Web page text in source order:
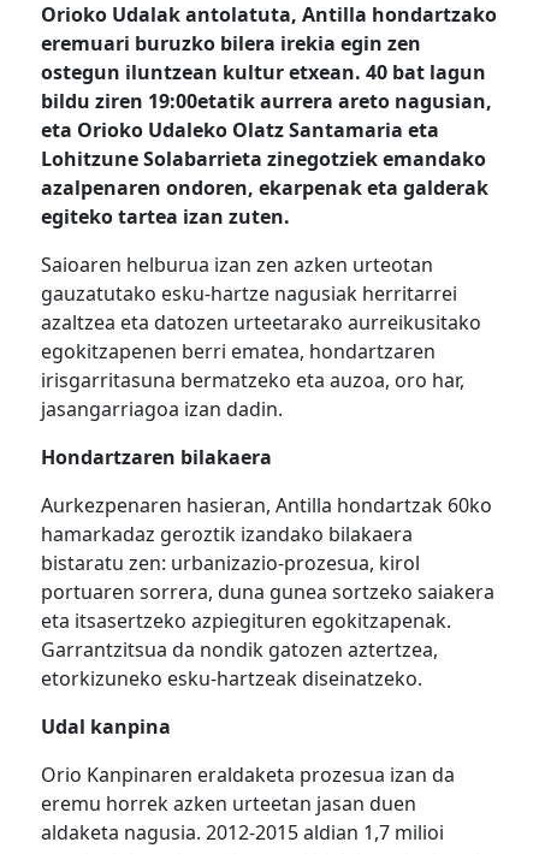
Orioko Udalak antolatuta, Antilla hondartzako
eremuari buruzko bilera irekia egin zen
ostegun iluntzean kultur etxean. 40 bat lagun
bildu ziren 19:00etatik aurrera areto nagusian,
eta Orioko Udaleko Olatz Santamaria eta
Lohitzune Solabarrieta zinegotziek emandako
azalpenaren ondoren, ekarpenak eta galderak
egiteko tartea izan zuten.
Saioaren helburua izan zen azken urteotan
gauzatutako esku-hartze nagusiak herritarrei
azaltzea eta datozen urteetarako aurreikusitako
egokitzapenen berri ematea, hondartzaren
irisgarritasuna bermatzeko eta auzoa, oro har,
jasangarriagoa izan dadin.
Hondartzaren bilakaera
Aurkezpenaren hasieran, Antilla hondartzak 60ko
hamarkadaz geroztik izandako bilakaera
bistaratu zen: urbanizazio-prozesua, kirol
portuaren sorrera, duna gunea sortzeko saiakera
eta itsasertzeko azpiegituren egokitzapenak.
Garrantzitsua da nondik gatozen aztertzea,
etorkizuneko esku-hartzeak diseinatzeko.
Udal kanpina
Orio Kanpinaren eraldaketa prozesua izan da
eremu horrek azken urteetan jasan duen
aldaketa nagusia. 2012-2015 aldian 1,7 milioi